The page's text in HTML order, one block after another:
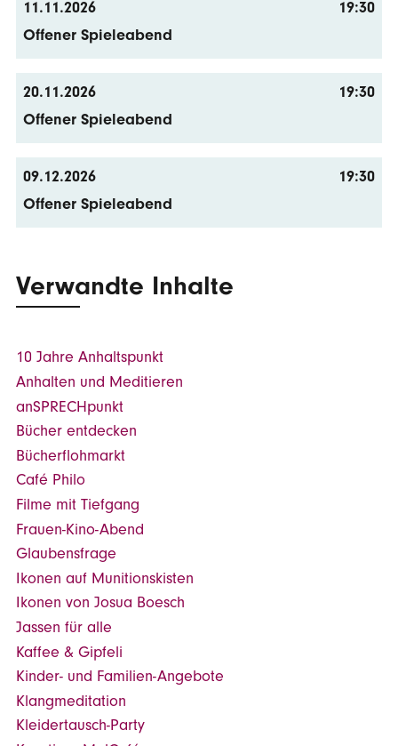
11.11.2026
19:30
Offener Spieleabend
20.11.2026
19:30
Offener Spieleabend
09.12.2026
19:30
Offener Spieleabend
Verwandte Inhalte
10 Jahre Anhaltspunkt
Anhalten und Meditieren
anSPRECHpunkt
Bücher entdecken
Bücherflohmarkt
Café Philo
Filme mit Tiefgang
Frauen-Kino-Abend
Glaubensfrage
Ikonen auf Munitionskisten
Ikonen von Josua Boesch
Jassen für alle
Kaffee & Gipfeli
Kinder- und Familien-Angebote
Klangmeditation
Kleidertausch-Party